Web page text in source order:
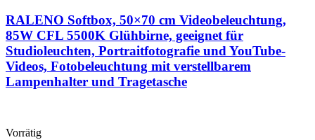
RALENO Softbox, 50×70 cm Videobeleuchtung,
85W CFL 5500K Glühbirne, geeignet für
Studioleuchten, Portraitfotografie und YouTube-
Videos, Fotobeleuchtung mit verstellbarem
Lampenhalter und Tragetasche
Vorrätig